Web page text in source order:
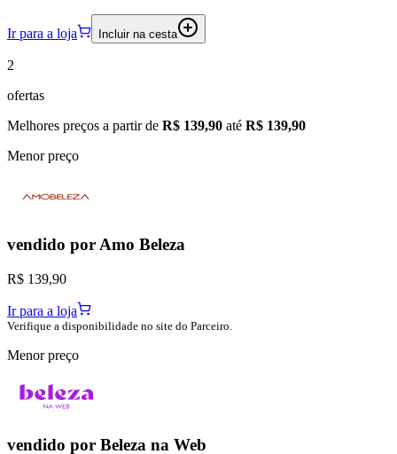
Ir para a loja Incluir na cesta
2
ofertas
Melhores preços a partir de R$ 139,90 até R$ 139,90
Menor preço
vendido porAmo Beleza
R$ 139,90
Ir para a loja
Verifique a disponibilidade no site do Parceiro.
Menor preço
vendido por Beleza na Web